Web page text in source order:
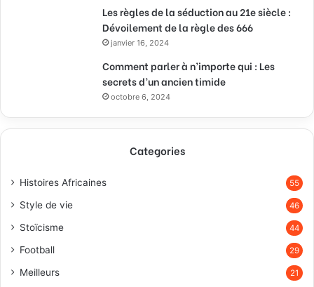
Les règles de la séduction au 21e siècle :
Dévoilement de la règle des 666
janvier 16, 2024
Comment parler à n’importe qui : Les
secrets d’un ancien timide
octobre 6, 2024
Categories
Histoires Africaines 55
Style de vie 46
Stoïcisme 44
Football 29
Meilleurs 21